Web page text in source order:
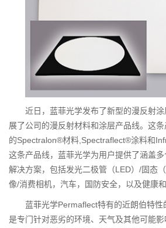
近日，蓝菲光学发布了新型的漫反射
展了公司的漫反射材料和涂层产品线。这
的Spectralon®材料,Spectraflect®涂料和
这条产品线，蓝菲光学为用户提供了涵盖
解决方案，包括发光二极管（LED）/固态
像/消费相机，汽车，国防安全，以及健康
蓝菲光学Permaflect特有的近朗伯特
是专门针对恶劣的环境、天气及其他可能